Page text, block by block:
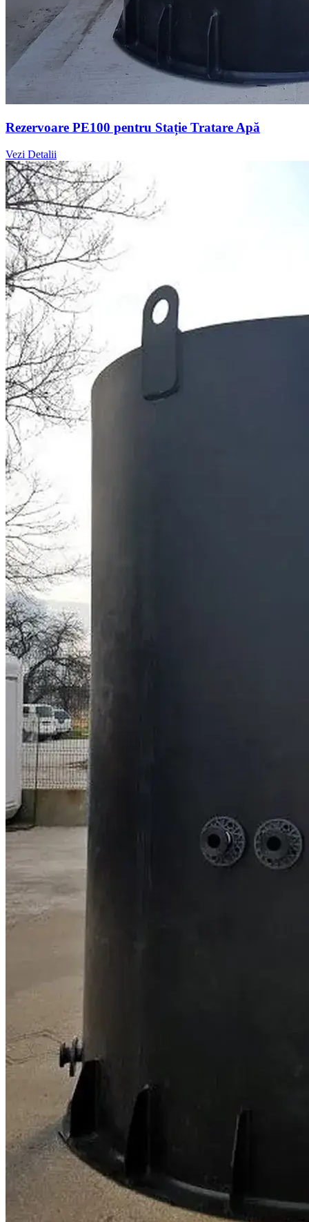
Rezervoare PE100 pentru Stație Tratare Apă
Vezi Detalii